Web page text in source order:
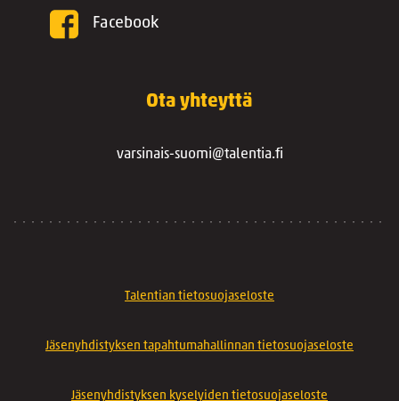
Facebook
Ota yhteyttä
varsinais-suomi@talentia.fi
Talentian tietosuojaseloste
Jäsenyhdistyksen tapahtumahallinnan tietosuojaseloste
Jäsenyhdistyksen kyselyiden tietosuojaseloste